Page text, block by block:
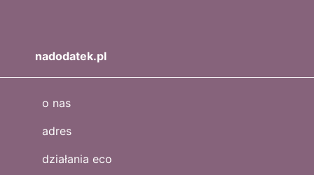
nadodatek.pl
o nas
adres
działania eco